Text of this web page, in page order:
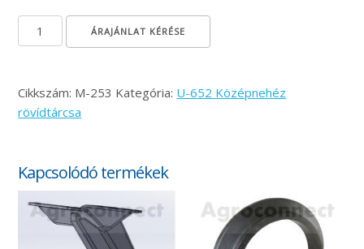
Külső gumihenger gyűrű Ø500 mennyiség
ÁRAJÁNLAT KÉRÉSE
Cikkszám: M-253 Kategória: U-652 Középnehéz
rövídtárcsa
Kapcsolódó termékek